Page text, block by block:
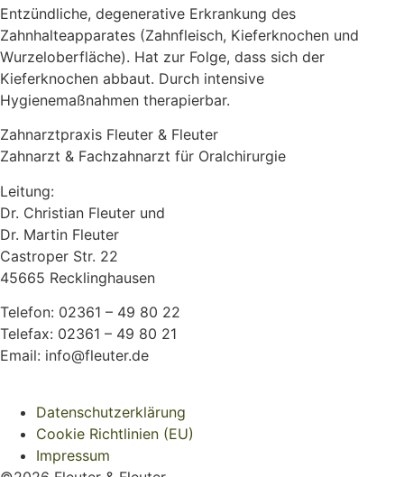
Entzündliche, degenerative Erkrankung des
Zahnhalteapparates (Zahnfleisch, Kieferknochen und
Wurzeloberfläche). Hat zur Folge, dass sich der
Kieferknochen abbaut. Durch intensive
Hygienemaßnahmen therapierbar.
Zahnarztpraxis Fleuter & Fleuter
Zahnarzt & Fachzahnarzt für Oralchirurgie
Leitung:
Dr. Christian Fleuter und
Dr. Martin Fleuter
Castroper Str. 22
45665 Recklinghausen
Telefon: 02361 – 49 80 22
Telefax: 02361 – 49 80 21
Email: info@fleuter.de
Datenschutzerklärung
Cookie Richtlinien (EU)
Impressum